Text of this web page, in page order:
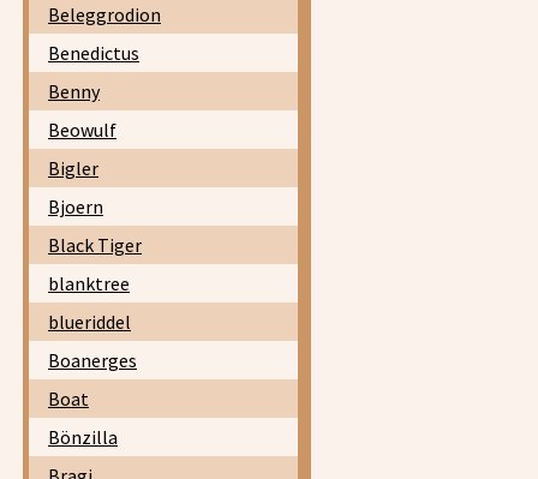
Beleggrodion
Benedictus
Benny
Beowulf
Bigler
Bjoern
Black Tiger
blanktree
blueriddel
Boanerges
Boat
Bönzilla